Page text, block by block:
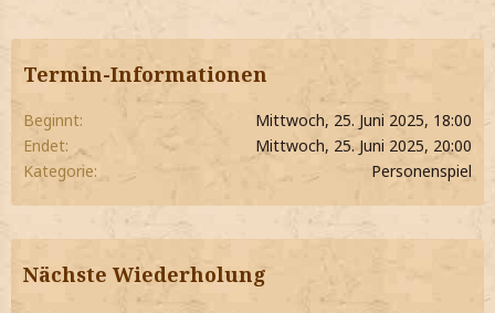
Termin-Informationen
Beginnt
Mittwoch, 25. Juni 2025, 18:00
Endet
Mittwoch, 25. Juni 2025, 20:00
Kategorie
Personenspiel
Nächste Wiederholung